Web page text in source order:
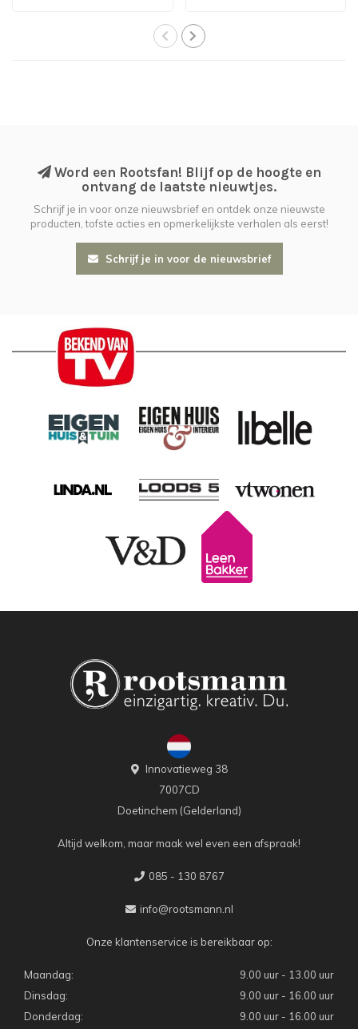
Word een Rootsfan! Blijf op de hoogte en
ontvang de laatste nieuwtjes.
Schrijf je in voor onze nieuwsbrief en ontdek onze nieuwste
producten, tofste acties en opmerkelijkste verhalen als eerst!
Schrijf je in voor de nieuwsbrief
Innovatieweg 38
7007CD
Doetinchem (Gelderland)
Altijd welkom, maar maak wel even een afspraak!
085 - 130 8767
info@rootsmann.nl
Onze klantenservice is bereikbaar op:
Maandag:
9.00 uur - 13.00 uur
Dinsdag:
9.00 uur - 16.00 uur
Donderdag:
9.00 uur - 16.00 uur